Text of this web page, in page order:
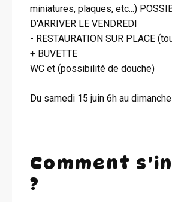
miniatures, plaques, etc...)
D'ARRIVER LE VENDREDI
- RESTAURATION SUR PLACE
+ BUVETTE
WC et (possibilité de douche)
Du samedi 15 juin 6h au
Comment
?